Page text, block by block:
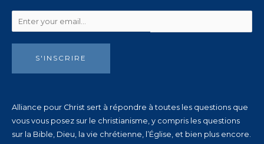
S'INSCRIRE
Alliance pour Christ sert à répondre à toutes les questions que
vous vous posez sur le christianisme, y compris les questions
sur la Bible, Dieu, la vie chrétienne, l’Église, et bien plus encore.